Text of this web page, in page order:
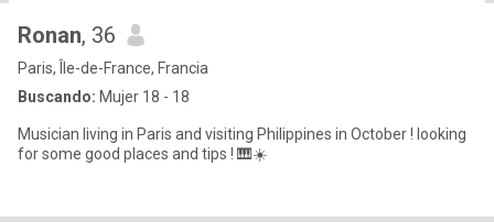
Ronan, 36
Paris, Île-de-France, Francia
Buscando: Mujer 18 - 18
Musician living in Paris and visiting Philippines in October ! looking
for some good places and tips ! 🎹☀️